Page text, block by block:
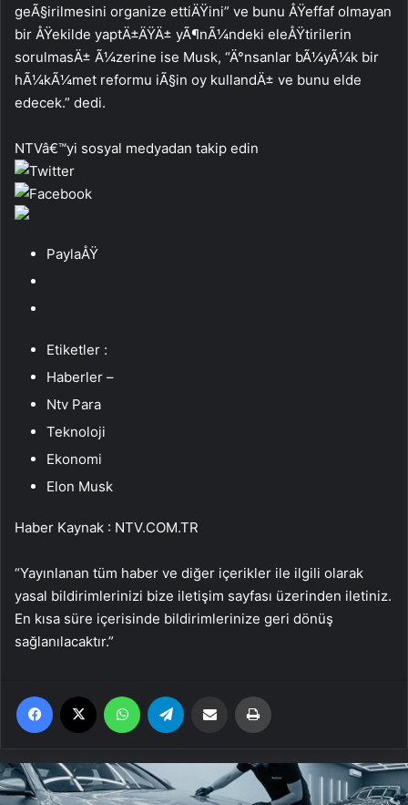
geÃ§irilmesini organize ettiÄŸini” ve bunu ÅŸeffaf olmayan
bir ÅŸekilde yaptÄ±ÄŸÄ± yÃ¶nÃ¼ndeki eleÅŸtirilerin
sorulmasÄ± Ã¼zerine ise Musk, “Ä°nsanlar bÃ¼yÃ¼k bir
hÃ¼kÃ¼met reformu iÃ§in oy kullandÄ± ve bunu elde
edecek.” dedi.
NTVâ€™yi sosyal medyadan takip edin
PaylaÅŸ
Etiketler :
Haberler –
Ntv Para
Teknoloji
Ekonomi
Elon Musk
Haber Kaynak : NTV.COM.TR
“Yayınlanan tüm haber ve diğer içerikler ile ilgili olarak
yasal bildirimlerinizi bize iletişim sayfası üzerinden iletiniz.
En kısa süre içerisinde bildirimlerinize geri dönüş
sağlanılacaktır.”
Facebook WhatsApp Email'den paylaş